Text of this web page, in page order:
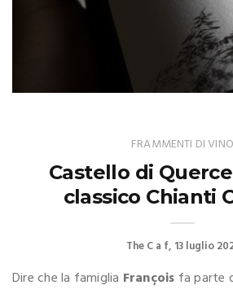
FRAMMENTI DI VINO
Castello di
classico Chianti
The C a f 13 luglio
Dire che la famiglia François fa parte